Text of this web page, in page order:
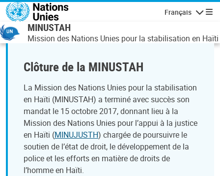
Aller au contenu principal
Français
MINUSTAH
Mission des Nations Unies pour la stabilisation en Haïti
Clôture de la MINUSTAH
La Mission des Nations Unies pour la stabilisation
en Haïti (MINUSTAH) a terminé avec succès son
mandat le 15 octobre 2017, donnant lieu à la
Mission des Nations Unies pour l’appui à la justice
en Haïti (MINUJUSTH) chargée de poursuivre le
soutien de l’état de droit, le développement de la
police et les efforts en matière de droits de
l’homme en Haïti.